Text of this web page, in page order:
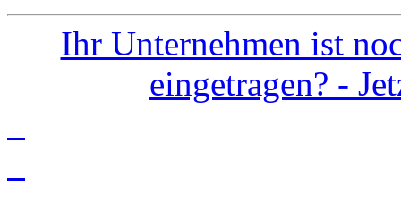
Ihr Unternehmen ist
eingetragen? -